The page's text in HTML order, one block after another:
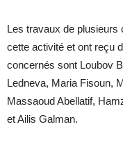
Les travaux de plusieurs
cette activité et ont reçu
concernés sont Loubov
Ledneva, Maria Fisoun,
Massaoud Abellatif,
et Ailis Galman.